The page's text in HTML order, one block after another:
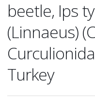
beetle, Ips
(Linnaeus)
Turkey